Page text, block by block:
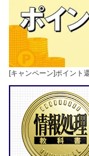
[キャンペーン]ポイント